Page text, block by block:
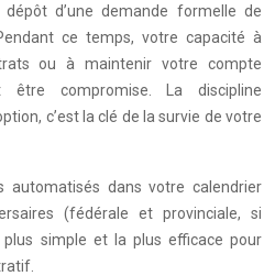
d’une demande formelle de
ce temps, votre capacité à
ou à maintenir votre compte
être compromise. La discipline
c’est la clé de la survie de votre
automatisés dans votre calendrier
(fédérale et provinciale, si
simple et la plus efficace pour